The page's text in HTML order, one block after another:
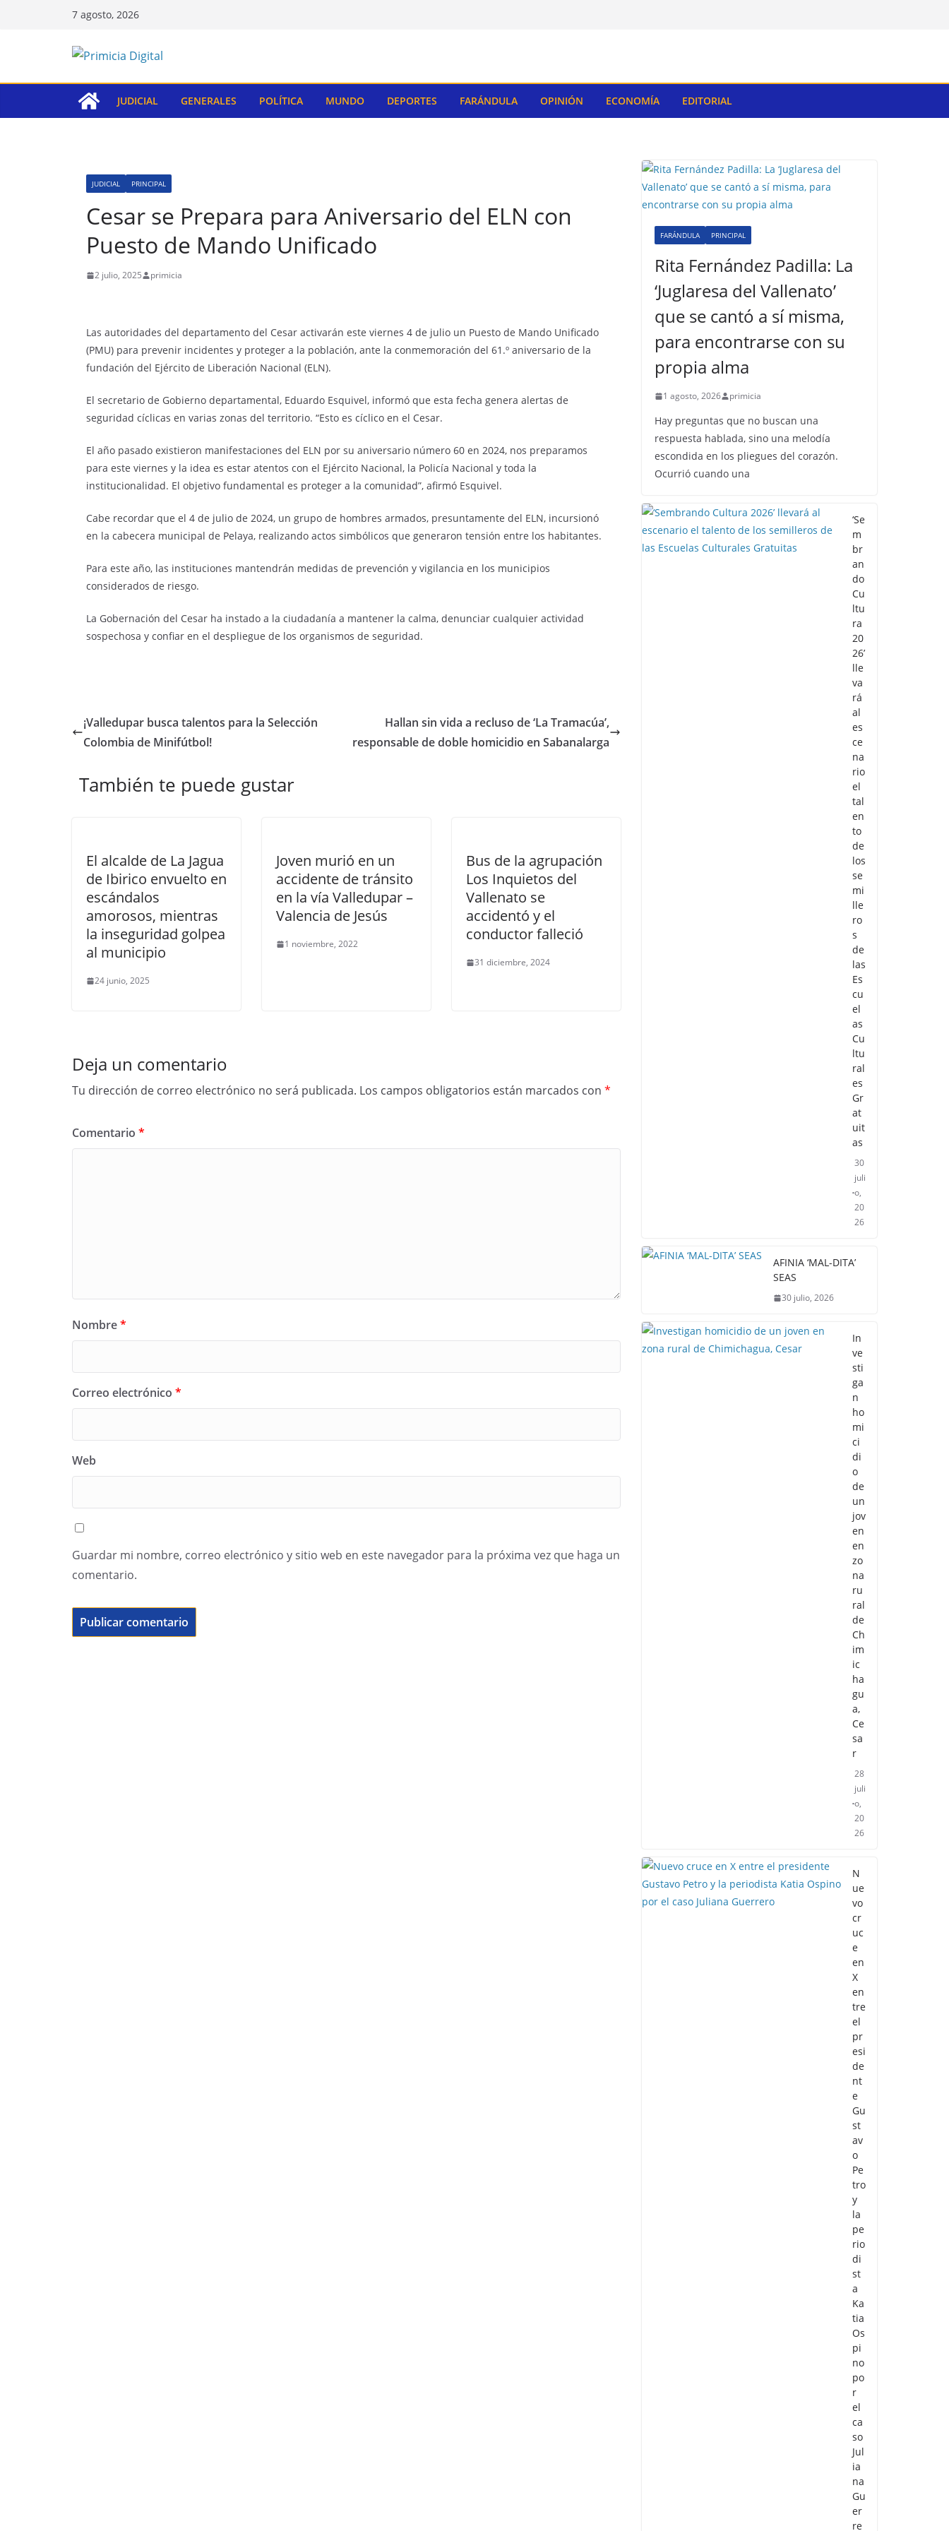
7 agosto, 2026
JUDICIAL GENERALES POLÍTICA MUNDO DEPORTES FARÁNDULA OPINIÓN ECONOMÍA EDITORIAL
JUDICIAL PRINCIPAL
Cesar se Prepara para Aniversario del ELN con
Puesto de Mando Unificado
2 julio, 2025 primicia
Las autoridades del departamento del Cesar activarán este viernes 4 de julio un Puesto de Mando Unificado
(PMU) para prevenir incidentes y proteger a la población, ante la conmemoración del 61.º aniversario de la
fundación del Ejército de Liberación Nacional (ELN).
El secretario de Gobierno departamental, Eduardo Esquivel, informó que esta fecha genera alertas de
seguridad cíclicas en varias zonas del territorio. “Esto es cíclico en el Cesar.
El año pasado existieron manifestaciones del ELN por su aniversario número 60 en 2024, nos preparamos
para este viernes y la idea es estar atentos con el Ejército Nacional, la Policía Nacional y toda la
institucionalidad. El objetivo fundamental es proteger a la comunidad”, afirmó Esquivel.
Cabe recordar que el 4 de julio de 2024, un grupo de hombres armados, presuntamente del ELN, incursionó
en la cabecera municipal de Pelaya, realizando actos simbólicos que generaron tensión entre los habitantes.
Para este año, las instituciones mantendrán medidas de prevención y vigilancia en los municipios
considerados de riesgo.
La Gobernación del Cesar ha instado a la ciudadanía a mantener la calma, denunciar cualquier actividad
sospechosa y confiar en el despliegue de los organismos de seguridad.
¡Valledupar busca talentos para la Selección
Colombia de Minifútbol!
Hallan sin vida a recluso de ‘La Tramacúa’,
responsable de doble homicidio en Sabanalarga
También te puede gustar
El alcalde de La Jagua
de Ibirico envuelto en
escándalos
amorosos, mientras
la inseguridad golpea
al municipio
24 junio, 2025
Joven murió en un
accidente de tránsito
en la vía Valledupar –
Valencia de Jesús
1 noviembre, 2022
Bus de la agrupación
Los Inquietos del
Vallenato se
accidentó y el
conductor falleció
31 diciembre, 2024
Deja un comentario
Tu dirección de correo electrónico no será publicada. Los campos obligatorios están marcados con *
Comentario *
Nombre*
Correo electrónico *
Web
Guardar mi nombre, correo electrónico y sitio web en este navegador para la próxima vez que haga un
comentario.
FARÁNDULA PRINCIPAL
Rita Fernández Padilla: La
‘Juglaresa del Vallenato’
que se cantó a sí misma,
para encontrarse con su
propia alma
1 agosto, 2026 primicia
Hay preguntas que no buscan una
respuesta hablada, sino una melodía
escondida en los pliegues del corazón.
Ocurrió cuando una
‘Se
m
br
an
do
Cu
ltu
ra
20
26’
lle
va
rá
al
es
ce
na
rio
el
tal
en
to
de
los
se
mi
lle
ro
s
de
las
Es
cu
el
as
Cu
ltu
ral
es
Gr
at
uit
as
30
juli
o,
20
26
AFINIA ‘MAL-DITA’
SEAS
30 julio, 2026
In
ve
sti
ga
n
ho
mi
ci
di
o
de
un
jov
en
en
zo
na
ru
ral
de
Ch
im
ic
ha
gu
a,
Ce
sa
r
28
juli
o,
20
26
N
ue
vo
cr
uc
e
en
X
en
tre
el
pr
esi
de
nt
e
Gu
st
av
o
Pe
tro
y
la
pe
rio
di
st
a
Ka
tia
Os
pi
no
po
r
el
ca
so
Jul
ia
na
Gu
er
re